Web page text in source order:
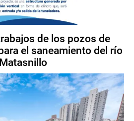
de los pozos de
el saneamiento del río
Matasnillo